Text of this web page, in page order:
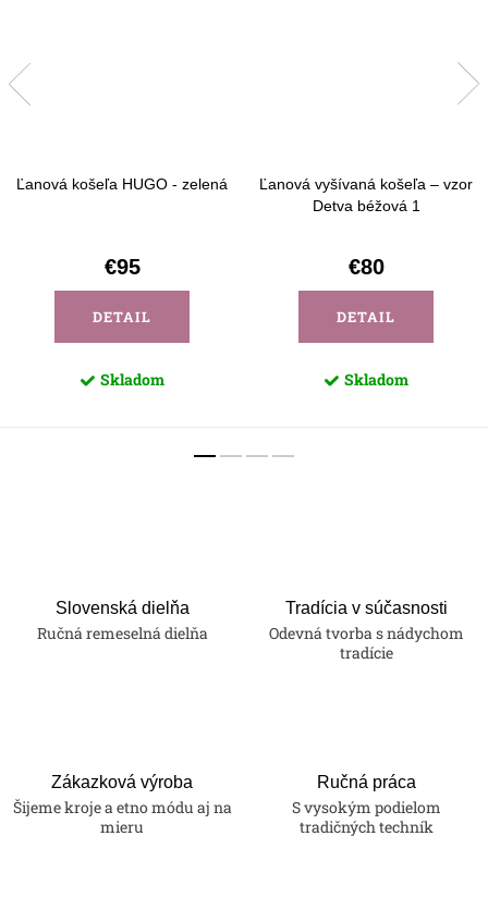
Ľanová košeľa HUGO - zelená
€95
DETAIL
Skladom
Ľanová vyšívaná košeľa – vzor
Detva béžová 1
€80
DETAIL
Skladom
Slovenská dielňa
Ručná remeselná dielňa
Tradícia v súčasnosti
Odevná tvorba s nádychom
tradície
Zákazková výroba
Šijeme kroje a etno módu aj na
mieru
Ručná práca
S vysokým podielom
tradičných techník